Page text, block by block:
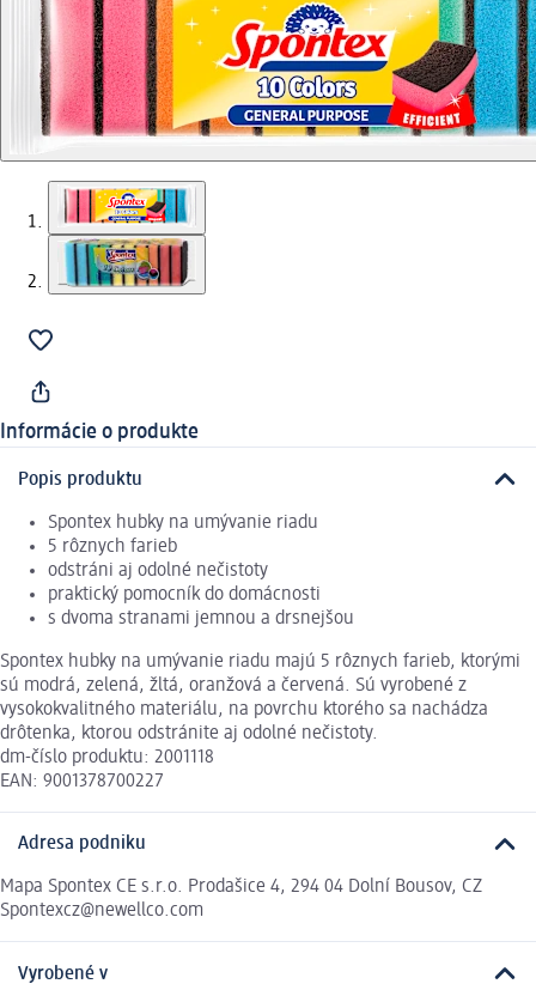
Informácie o produkte
Popis produktu
Spontex hubky na umývanie riadu
5 rôznych farieb
odstráni aj odolné nečistoty
praktický pomocník do domácnosti
s dvoma stranami jemnou a drsnejšou
Spontex hubky na umývanie riadu majú 5 rôznych farieb, ktorými
sú modrá, zelená, žltá, oranžová a červená. Sú vyrobené z
vysokokvalitného materiálu, na povrchu ktorého sa nachádza
drôtenka, ktorou odstránite aj odolné nečistoty.
dm-číslo produktu: 2001118
EAN: 9001378700227
Adresa podniku
Mapa Spontex CE s.r.o. Prodašice 4, 294 04 Dolní Bousov, CZ
Spontexcz@newellco.com
Vyrobené v